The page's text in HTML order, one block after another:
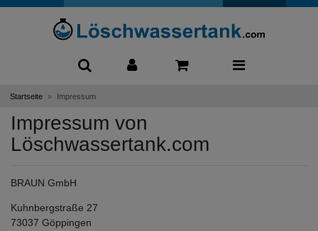
Startseite Impressum
Impressum von
Löschwassertank.com
BRAUN GmbH
Kuhnbergstraße 27
73037 Göppingen